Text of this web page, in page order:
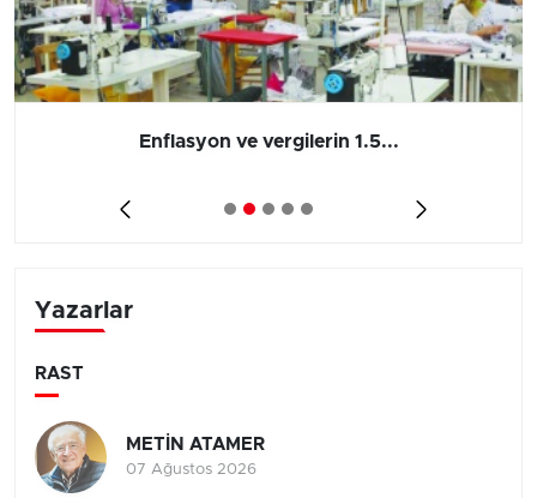
Enflasyon ve vergilerin 1.5...
Yazarlar
RAST
METİN ATAMER
07 Ağustos 2026